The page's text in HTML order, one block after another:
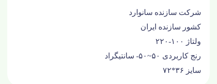
شرکت سازنده سانوارد
کشور سازنده ایران
ولتاژ
۱۰۰-۲۲۰
رنج کاربردی ۵۰~۵۰- سانتیگراد
سایز ۳۶*۷۲